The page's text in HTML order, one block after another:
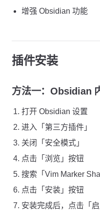
增强 Obsidian 功能
插件安装
方法一：Obsidian
打开 Obsidian 设置
进入「第三方插件」
关闭「安全模式」
点击「浏览」按钮
搜索「Vim Marker
点击「安装」按钮
安装完成后，点击「启